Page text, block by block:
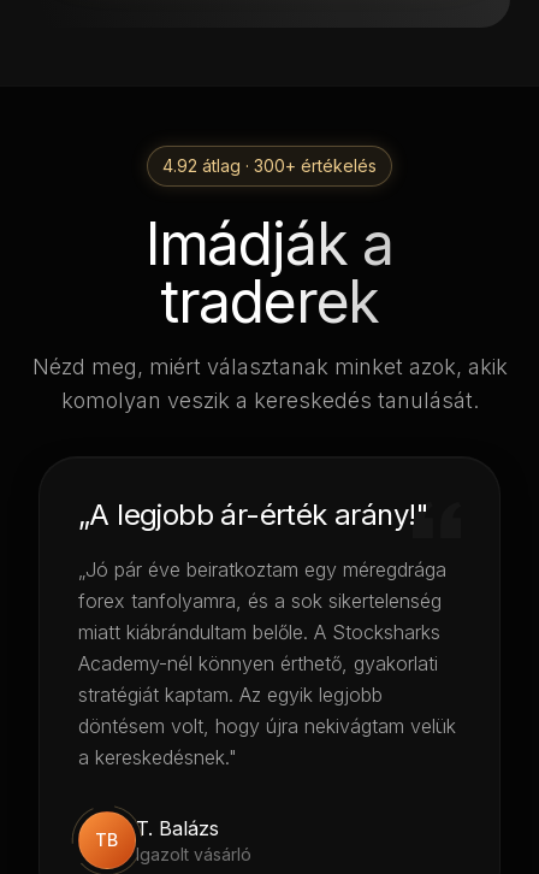
4.92 átlag · 300+ értékelés
Imádják a
traderek
Nézd meg, miért választanak minket azok, akik
komolyan veszik a kereskedés tanulását.
„A legjobb ár-érték arány!"
„Jó pár éve beiratkoztam egy méregdrága
forex tanfolyamra, és a sok sikertelenség
miatt kiábrándultam belőle. A Stocksharks
Academy-nél könnyen érthető, gyakorlati
stratégiát kaptam. Az egyik legjobb
döntésem volt, hogy újra nekivágtam velük
a kereskedésnek."
TB T. Balázs
Igazolt vásárló